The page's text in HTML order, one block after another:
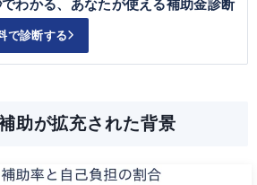
わかる、あなたが使える補助金診断
で診断する
助が拡充された背景